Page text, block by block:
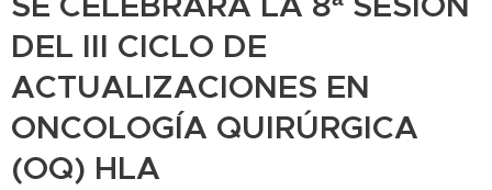
DEL III CICLO DE
ACTUALIZACIONES EN
ONCOLOGÍA QUIRÚRGICA
(OQ) HLA